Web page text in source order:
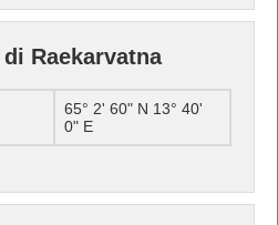
Raekarvatna
65° 2' 60" N 13° 40'
0" E